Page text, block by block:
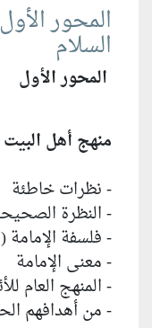
المحور
السلام
المحور الأول
منهج أهل
- نظرات خاطئة
- النظرة
- فلسفة الإمامة
- معنى الإمامة
- المنهج العام
- من أهدافهم